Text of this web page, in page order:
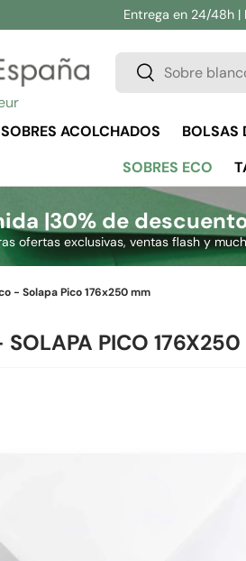
Entrega en 24/48h
Buscar
Buscar
SOBRES ACOLCHADOS BOLSAS
SOBRES ECO
|30% de
ofertas exclusivas, ventas flash y
- Solapa Pico 176x250 mm
SOLAPA PICO